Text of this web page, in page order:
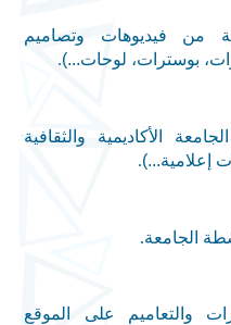
من فيديوهات وتصاميم
بوسترات، لوحات...).
الأكاديمية والثقافية
إعلامية...).
الجامعة.
والتعاميم على الموقع